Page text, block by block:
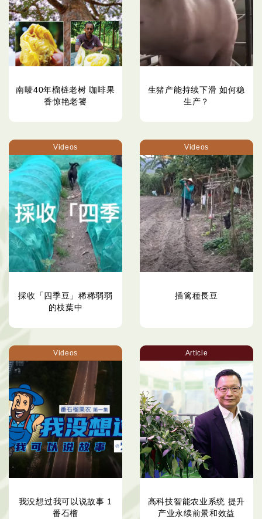
南唛40年榴梿老树 咖啡果
香惊艳老饕
生猪产能持续下滑 如何稳
生产？
Videos
採收「四季豆」稀稀弱弱
的枝葉中
Videos
插篱種長豆
Videos
我没想过我可以说故事 1
番石榴
Article
高科技智能农业系统 提升
产业永续前景和效益